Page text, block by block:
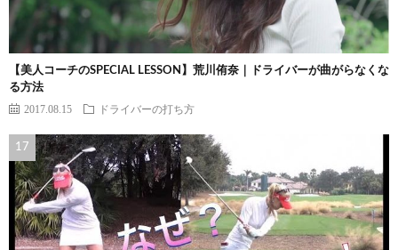
【美人コーチのSPECIAL LESSON】荒川侑奈｜ドライバーが曲がらなくな
る方法
2017.08.15 ドライバーの打ち方